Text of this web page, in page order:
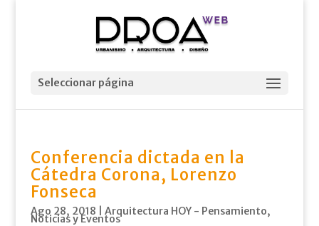
Seleccionar página
Conferencia dictada en la
Cátedra Corona, Lorenzo
Fonseca
Ago 28, 2018 Arquitectura HOY - Pensamiento,
Noticias y Eventos